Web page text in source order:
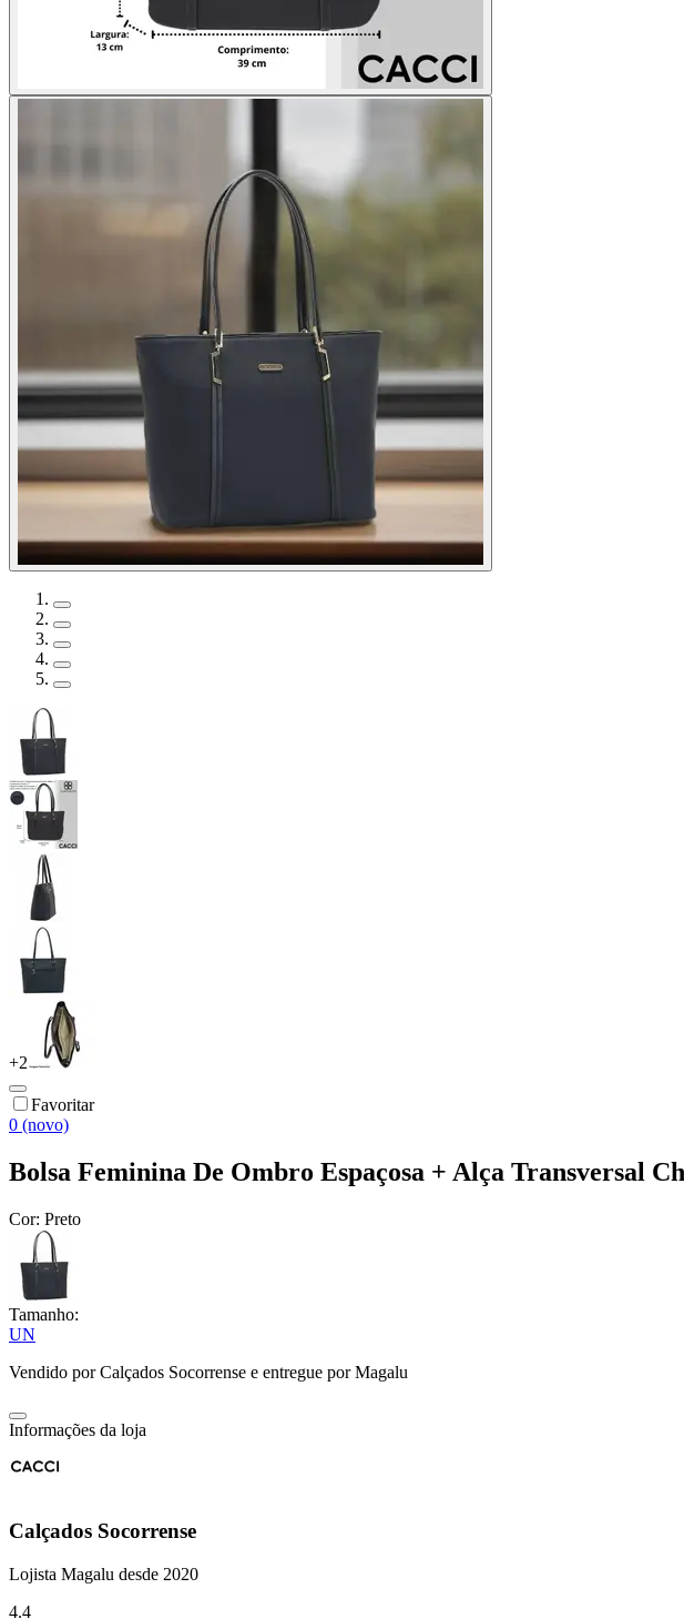
+2
Favoritar
0 (novo)
Bolsa Feminina De Ombro Espaçosa + Alça Transversal
Cor: Preto
Tamanho:
UN
Vendido porCalçados Socorrense e entregue por Magalu
Informações da loja
Calçados Socorrense
Lojista Magalu desde 2020
4.4